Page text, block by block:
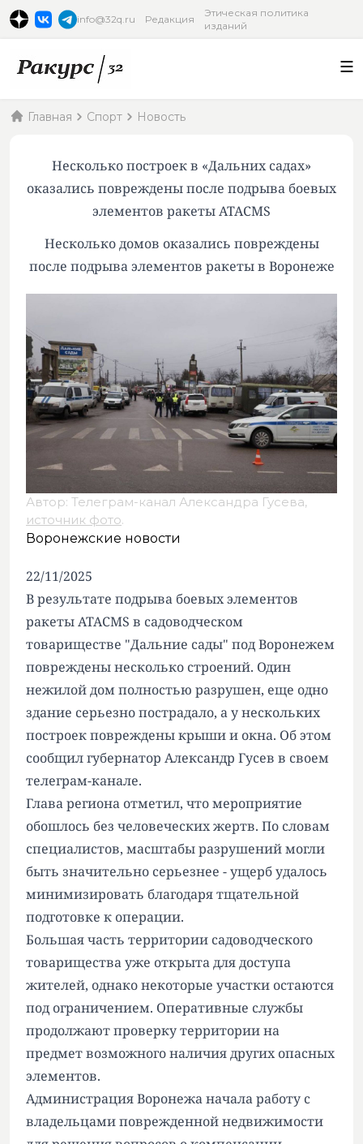
info@32q.ru Редакция
Этическая политика
изданий
Главная Спорт Новость
Несколько построек в «Дальних садах»
оказались повреждены после подрыва боевых
элементов ракеты ATACMS
Несколько домов оказались повреждены
после подрыва элементов ракеты в Воронеже
Автор: Телеграм-канал Александра Гусева,
источник фото.
Воронежские новости
22/11/2025
В результате подрыва боевых элементов
ракеты ATACMS в садоводческом
товариществе "Дальние сады" под Воронежем
повреждены несколько строений. Один
нежилой дом полностью разрушен, еще одно
здание серьезно пострадало, а у нескольких
построек повреждены крыши и окна. Об этом
сообщил губернатор Александр Гусев в своем
телеграм-канале.
Глава региона отметил, что мероприятие
обошлось без человеческих жертв. По словам
специалистов, масштабы разрушений могли
быть значительно серьезнее - ущерб удалось
минимизировать благодаря тщательной
подготовке к операции.
Большая часть территории садоводческого
товарищества уже открыта для доступа
жителей, однако некоторые участки остаются
под ограничением. Оперативные службы
продолжают проверку территории на
предмет возможного наличия других опасных
элементов.
Администрация Воронежа начала работу с
владельцами поврежденной недвижимости